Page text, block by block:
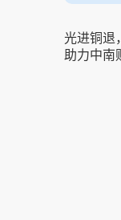
光进铜退
助力中南